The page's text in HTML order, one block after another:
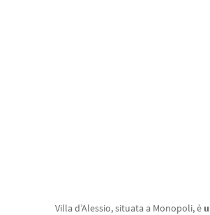
Villa d’Alessio, situata a Monopoli, è